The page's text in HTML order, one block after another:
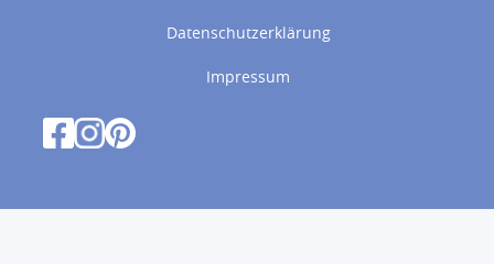
Datenschutzerklärung
Impressum